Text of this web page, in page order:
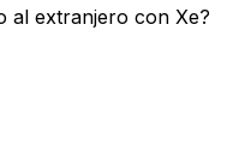
al extranjero con Xe?